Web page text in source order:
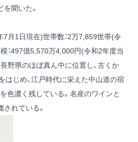
聞いた。
7月1日現在)世帯数：2万7,859世帯(令
：497億5,570万4,000円(令和2年度当
長野県のほぼ真ん中に位置し、古くか
はじめ、江戸時代に栄えた中山道の宿
色濃く残している。名産のワインと
れている。